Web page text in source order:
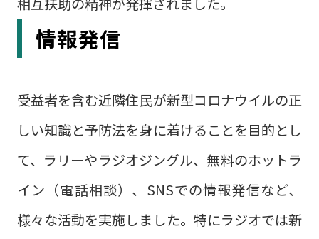
情報発信
受益者を含む近隣住民が新型コロナウイルの正
しい知識と予防法を身に着けることを目的とし
て、ラリーやラジオジングル、無料のホットラ
イン（電話相談）、SNSでの情報発信など、
様々な活動を実施しました。特にラジオでは新